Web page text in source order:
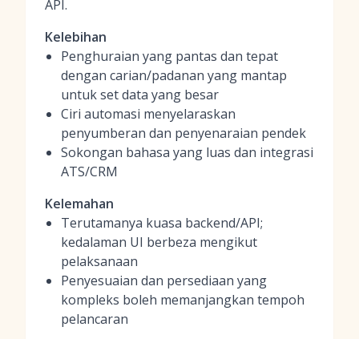
API.
Kelebihan
Penghuraian yang pantas dan tepat
dengan carian/padanan yang mantap
untuk set data yang besar
Ciri automasi menyelaraskan
penyumberan dan penyenaraian pendek
Sokongan bahasa yang luas dan integrasi
ATS/CRM
Kelemahan
Terutamanya kuasa backend/API;
kedalaman UI berbeza mengikut
pelaksanaan
Penyesuaian dan persediaan yang
kompleks boleh memanjangkan tempoh
pelancaran